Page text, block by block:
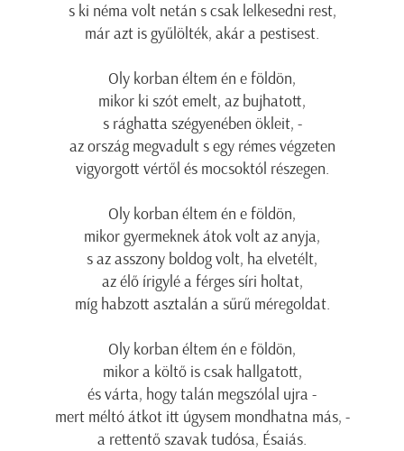
s ki néma volt netán s csak lelkesedni rest,
már azt is gyűlölték, akár a pestisest.
Oly korban éltem én e földön,
mikor ki szót emelt, az bujhatott,
s rághatta szégyenében ökleit, -
az ország megvadult s egy rémes végzeten
vigyorgott vértől és mocsoktól részegen.
Oly korban éltem én e földön,
mikor gyermeknek átok volt az anyja,
s az asszony boldog volt, ha elvetélt,
az élő írigylé a férges síri holtat,
míg habzott asztalán a sűrű méregoldat.
Oly korban éltem én e földön,
mikor a költő is csak hallgatott,
és várta, hogy talán megszólal ujra -
mert méltó átkot itt úgysem mondhatna más, -
a rettentő szavak tudósa, Ésaiás.